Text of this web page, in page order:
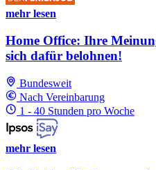
mehr lesen
Home Office: Ihre
sich dafür belohnen!
Bundesweit
Nach Vereinbarung
1 - 40 Stunden pro Woche
mehr lesen